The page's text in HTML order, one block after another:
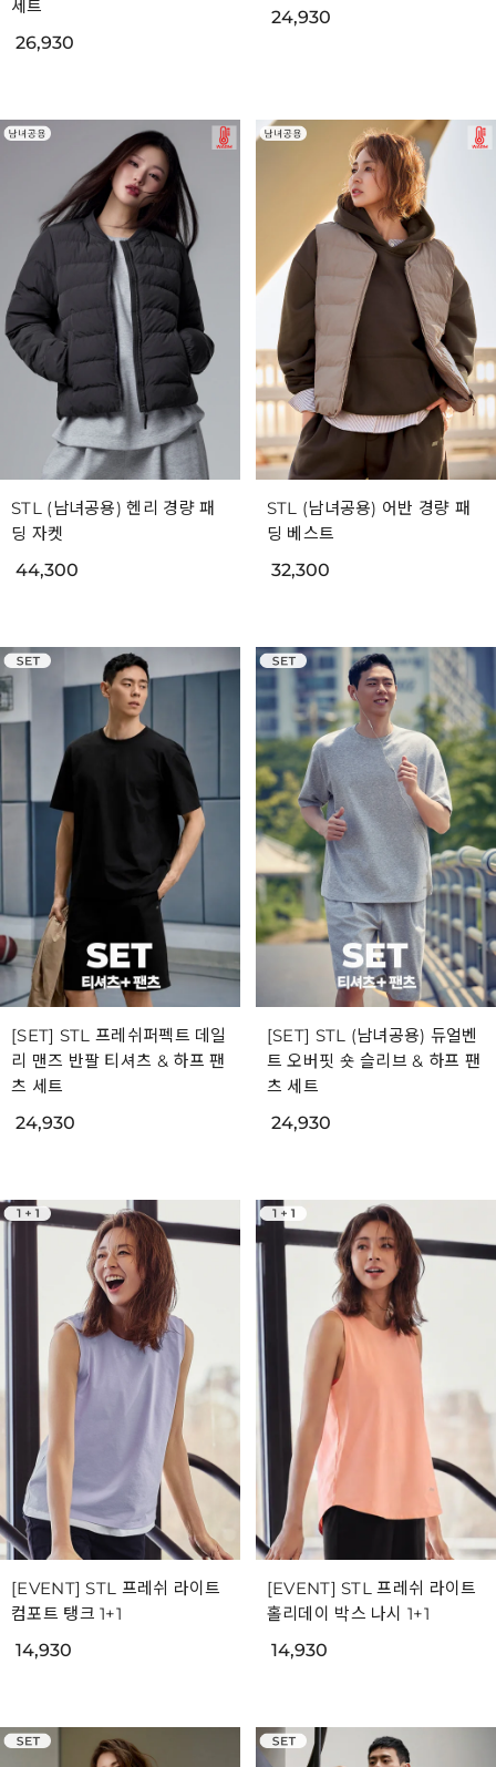
세트
26,930
24,930
STL (남녀공용) 헨리 경량 패
딩 자켓
44,300
STL (남녀공용) 어반 경량 패
딩 베스트
32,300
[SET] STL 프레쉬퍼펙트 데일
리 맨즈 반팔 티셔츠 & 하프 팬
츠 세트
24,930
[SET] STL (남녀공용) 듀얼벤
트 오버핏 숏 슬리브 & 하프 팬
츠 세트
24,930
[EVENT] STL 프레쉬 라이트
컴포트 탱크 1+1
14,930
[EVENT] STL 프레쉬 라이트
홀리데이 박스 나시 1+1
14,930